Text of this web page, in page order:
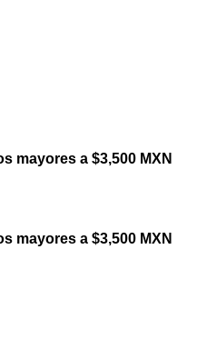
mayores a $3,500 MXN
mayores a $3,500 MXN